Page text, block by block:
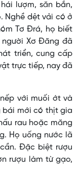
lượm, săn bắn,
Nghề dệt vải có ở
Tơ Ðrá, họ biết
Xơ Ðăng đã
triển, cung cấp
trực tiếp, nay đã
với muối ớt và
bái mới có thịt gia
rau hoặc măng
Họ uống nước lã
Ðặc biệt rượu
rượu làm từ gạo,